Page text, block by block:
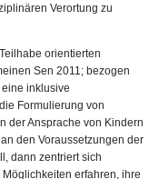
Verortung zu
orientierten
Sen 2011; bezogen
inklusive
Formulierung von
der Ansprache von Kindern
den Voraussetzungen der
dann zentriert sich
erfahren, ihre